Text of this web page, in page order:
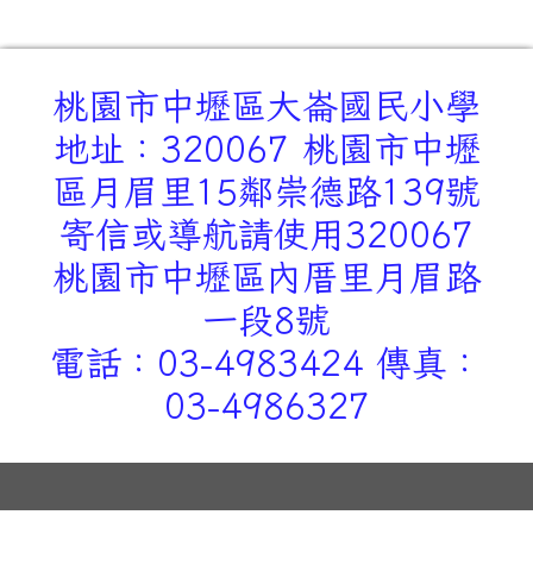
桃園市中壢區大崙國民小學
地址：320067 桃園市中壢
區月眉里15鄰崇德路139號
寄信或導航請使用320067
桃園市中壢區內厝里月眉路
一段8號
電話：03-4983424 傳真：
03-4986327